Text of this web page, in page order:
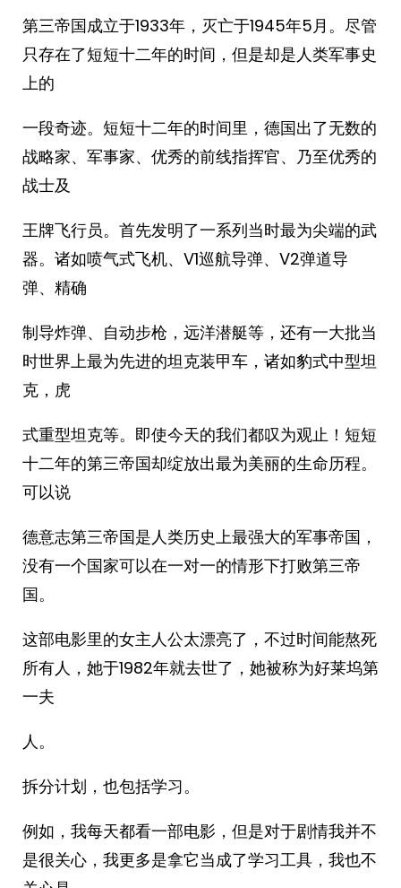
第三帝国成立于1933年，灭亡于1945年5月。尽管
只存在了短短十二年的时间，但是却是人类军事史
上的
一段奇迹。短短十二年的时间里，德国出了无数的
战略家、军事家、优秀的前线指挥官、乃至优秀的
战士及
王牌飞行员。首先发明了一系列当时最为尖端的武
器。诸如喷气式飞机、V1巡航导弹、V2弹道导
弹、精确
制导炸弹、自动步枪，远洋潜艇等，还有一大批当
时世界上最为先进的坦克装甲车，诸如豹式中型坦
克，虎
式重型坦克等。即使今天的我们都叹为观止！短短
十二年的第三帝国却绽放出最为美丽的生命历程。
可以说
德意志第三帝国是人类历史上最强大的军事帝国，
没有一个国家可以在一对一的情形下打败第三帝
国。
这部电影里的女主人公太漂亮了，不过时间能熬死
所有人，她于1982年就去世了，她被称为好莱坞第
一夫
人。
拆分计划，也包括学习。
例如，我每天都看一部电影，但是对于剧情我并不
是很关心，我更多是拿它当成了学习工具，我也不